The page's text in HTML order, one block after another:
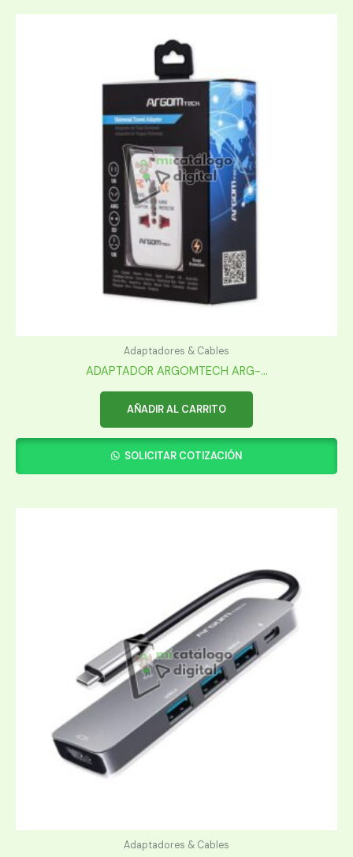
Adaptadores & Cables
ADAPTADOR ARGOMTECH ARG-...
AÑADIR AL CARRITO
SOLICITAR COTIZACIÓN
Adaptadores & Cables